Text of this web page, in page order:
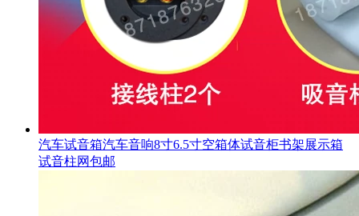
汽车试音箱汽车音响8寸6.5寸空箱体试音柜书架展示箱
试音柱网包邮